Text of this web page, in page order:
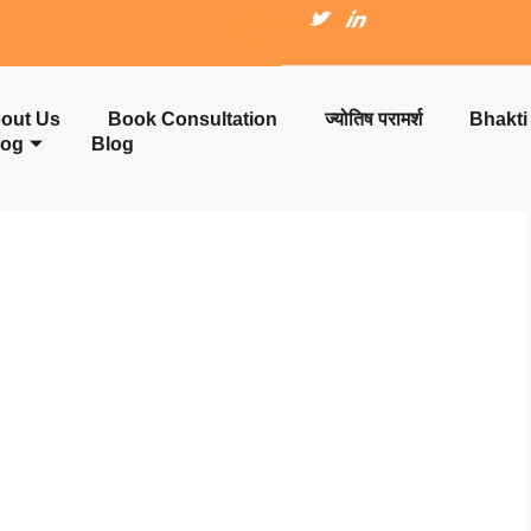
Us Book Consultation ज्योतिष परामर्श
Blog